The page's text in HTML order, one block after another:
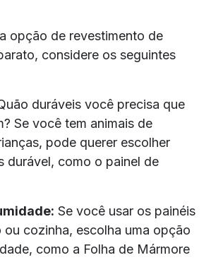
opção de revestimento de
considere os seguintes
duráveis você precisa que
Se você tem animais de
pode querer escolher
durável, como o painel de
Se você usar os painéis
ou cozinha, escolha uma opção
como a Folha de Mármore